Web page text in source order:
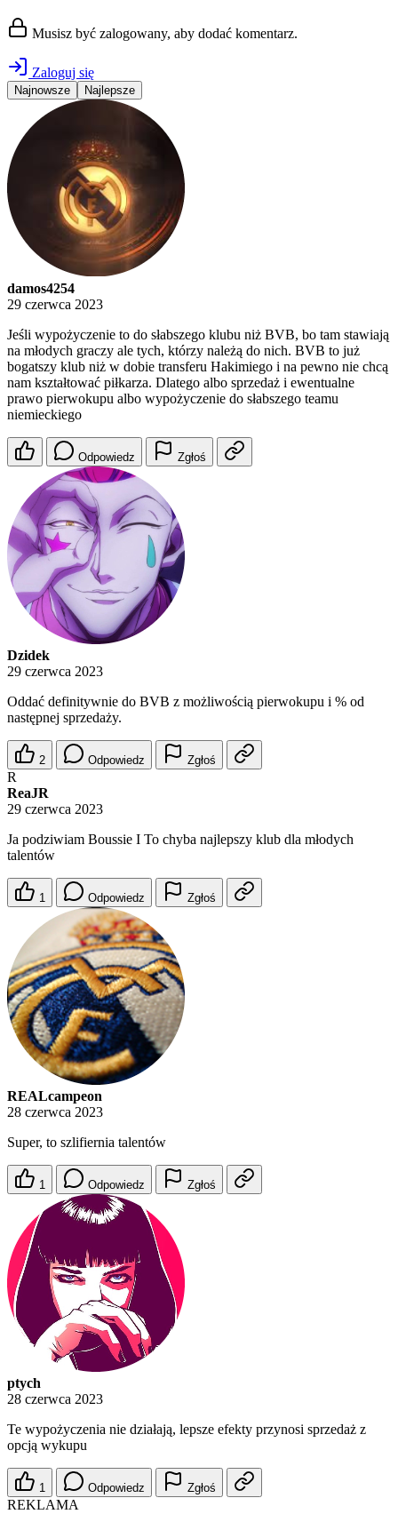
Musisz być zalogowany, aby dodać komentarz.
Zaloguj się
Najnowsze Najlepsze
damos4254
29 czerwca 2023
Jeśli wypożyczenie to do słabszego klubu niż BVB, bo tam stawiają
na młodych graczy ale tych, którzy należą do nich. BVB to już
bogatszy klub niż w dobie transferu Hakimiego i na pewno nie chcą
nam kształtować piłkarza. Dlatego albo sprzedaż i ewentualne
prawo pierwokupu albo wypożyczenie do słabszego teamu
niemieckiego
Odpowiedz Zgłoś
Dzidek
29 czerwca 2023
Oddać definitywnie do BVB z możliwością pierwokupu i % od
następnej sprzedaży.
2 Odpowiedz Zgłoś
R
ReaJR
29 czerwca 2023
Ja podziwiam Boussie I To chyba najlepszy klub dla młodych
talentów
1 Odpowiedz Zgłoś
REALcampeon
28 czerwca 2023
Super, to szlifiernia talentów
1 Odpowiedz Zgłoś
ptych
28 czerwca 2023
Te wypożyczenia nie działają, lepsze efekty przynosi sprzedaż z
opcją wykupu
1 Odpowiedz Zgłoś
REKLAMA